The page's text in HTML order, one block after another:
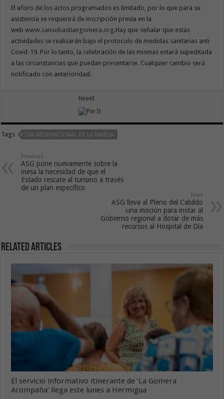
El aforo de los actos programados es limitado, por lo que para su
asistencia se requerirá de inscripción previa en la
webwww.sansebastiangomera.org.Hay que señalar que estas
actividades se realizarán bajo el protocolo de medidas sanitarias anti
Covid-19. Por lo tanto, la celebración de las mismas estará supeditada
a las circunstancias que puedan presentarse. Cualquier cambio será
notificado con anterioridad.
tweet
Tags DÍA INTERNACIONAL DE LA FAMILIA
Previous
ASG pone nuevamente sobre la
mesa la necesidad de que el
Estado rescate al turismo a través
de un plan específico
Next
ASG lleva al Pleno del Cabildo
una moción para instar al
Gobierno regional a dotar de más
recursos al Hospital de Día
Related Articles
El servicio informativo itinerante de ‘La Gomera
Acompaña’ llega este lunes a Hermigua